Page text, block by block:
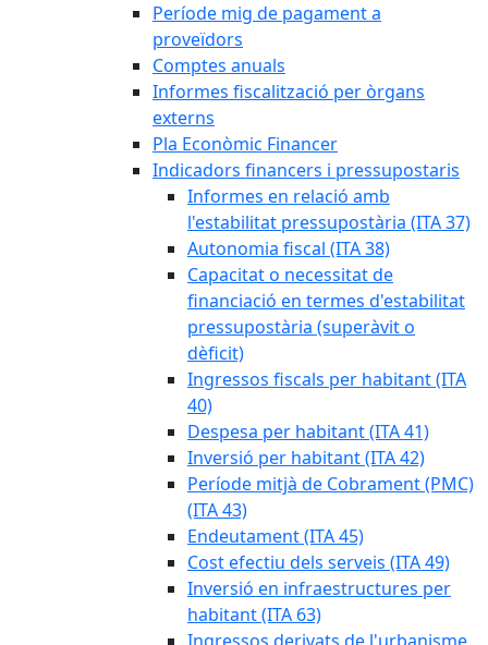
Període mig de pagament a
proveïdors
Comptes anuals
Informes fiscalització per òrgans
externs
Pla Econòmic Financer
Indicadors financers i pressupostaris
Informes en relació amb
l'estabilitat pressupostària (ITA 37)
Autonomia fiscal (ITA 38)
Capacitat o necessitat de
financiació en termes d'estabilitat
pressupostària (superàvit o
dèficit)
Ingressos fiscals per habitant (ITA
40)
Despesa per habitant (ITA 41)
Inversió per habitant (ITA 42)
Període mitjà de Cobrament (PMC)
(ITA 43)
Endeutament (ITA 45)
Cost efectiu dels serveis (ITA 49)
Inversió en infraestructures per
habitant (ITA 63)